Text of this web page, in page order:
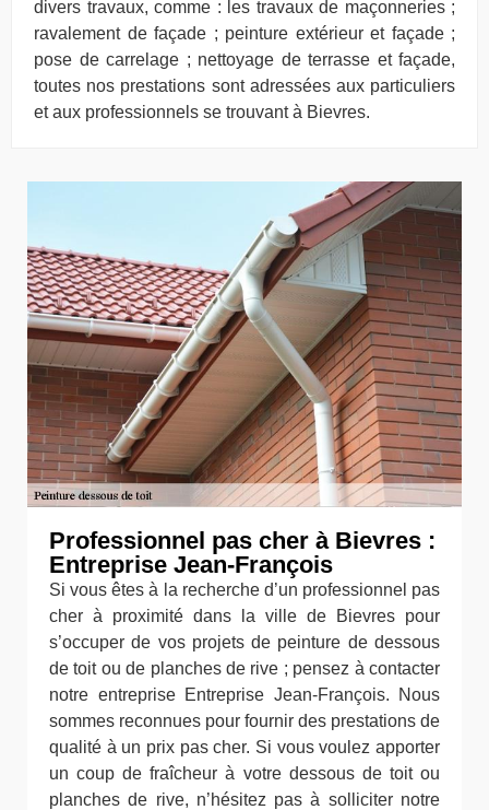
divers travaux, comme : les travaux de maçonneries ;
ravalement de façade ; peinture extérieur et façade ;
pose de carrelage ; nettoyage de terrasse et façade,
toutes nos prestations sont adressées aux particuliers
et aux professionnels se trouvant à Bievres.
Professionnel pas cher à Bievres :
Entreprise Jean-François
Si vous êtes à la recherche d’un professionnel pas
cher à proximité dans la ville de Bievres pour
s’occuper de vos projets de peinture de dessous
de toit ou de planches de rive ; pensez à contacter
notre entreprise Entreprise Jean-François. Nous
sommes reconnues pour fournir des prestations de
qualité à un prix pas cher. Si vous voulez apporter
un coup de fraîcheur à votre dessous de toit ou
planches de rive, n’hésitez pas à solliciter notre